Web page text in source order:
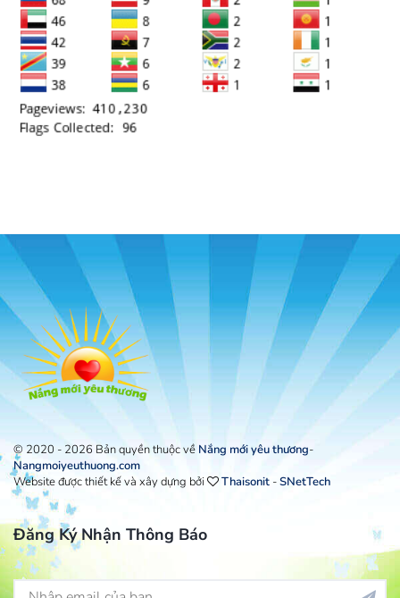
© 2020 - 2026 Bản quyền thuộc về Nắng mới yêu thương-
Nangmoiyeuthuong.com
Website được thiết kế và xây dựng bởi
Thaisonit -SNetTech
Đăng Ký Nhận Thông Báo